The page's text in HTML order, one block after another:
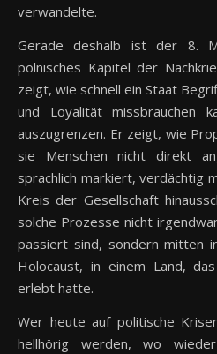
verwandelte.
Gerade deshalb ist der 8.
polnisches Kapitel der
zeigt, wie schnell ein Staat
und Loyalität missbrauchen
auszugrenzen. Er zeigt, wie
sie Menschen nicht direkt
sprachlich markiert, verdächtig
Kreis der Gesellschaft
solche Prozesse nicht
passiert sind, sondern mitten
Holocaust, in einem Land,
erlebt hatte.
Wer heute auf politische
hellhörig werden, wo